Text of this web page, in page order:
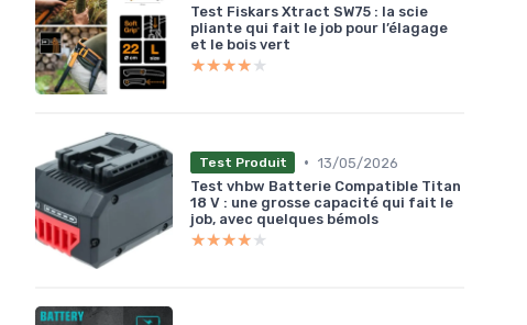
Test Fiskars Xtract SW75 : la scie
pliante qui fait le job pour l’élagage
et le bois vert
★★★★★
★★★★★
Test Produit • 13/05/2026
Test vhbw Batterie Compatible Titan
18 V : une grosse capacité qui fait le
job, avec quelques bémols
★★★★★
★★★★★